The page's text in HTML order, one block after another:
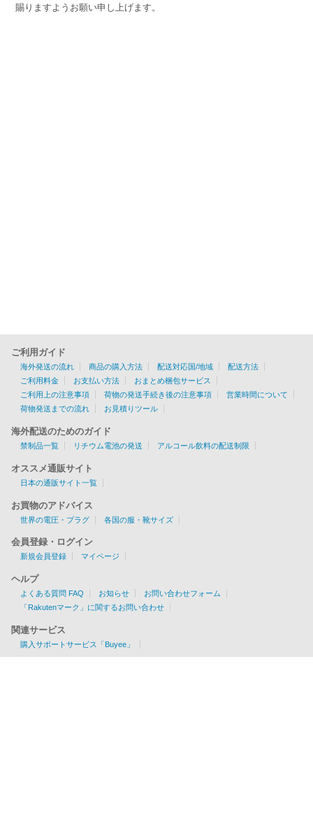
賜りますようお願い申し上げます。
ご利用ガイド
海外発送の流れ 商品の購入方法 配送対応国/地域
配送方法
ご利用料金
お支払い方法
おまとめ梱包サービス
ご利用上の注意事項
荷物の発送手続き後の注意事項
営業時間について
荷物発送までの流れ
お見積りツール
海外配送のためのガイド
禁制品一覧 リチウム電池の発送 アルコール飲料の配送制限
オススメ通販サイト
日本の通販サイト一覧
お買物のアドバイス
世界の電圧・プラグ 各国の服・靴サイズ
会員登録・ログイン
新規会員登録 マイページ
ヘルプ
よくある質問 FAQ お知らせ
お問い合わせフォーム
「Rakutenマーク」に関するお問い合わせ
関連サービス
購入サポートサービス「Buyee」